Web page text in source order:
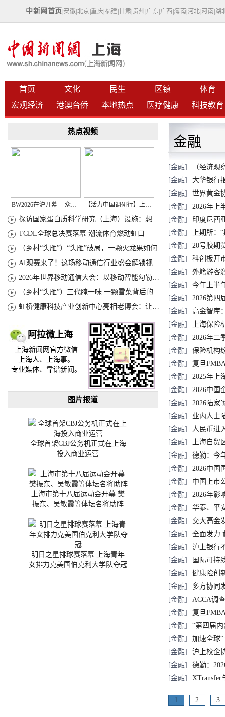
中新网首页 安徽 北京 |重庆 福建 |甘肃 贵州 广东 广西 海南 河北 |河南 湖
首页 文化 民生 区镇
体育
宏观经济
港澳台侨 本地热点 医疗健康 科技教育
热点视频
BW2026在沪开幕 一众次元品牌集中发布全新企划 【活力中国调研行】上海机器人研究院以技术标准撬动长三角智造协同
探访国家蛋白质科学研究（上海）设施：想要什么蛋白 AI直接设计合成
TCDL全球总决赛落幕 潮流体育燃动虹口
（乡村“头雁”）“头雁”破局，一颗火龙果如何造就沪上乡村特色产业化路径
AI观赛来了！这场移动通信行业盛会解锁视听新玩法
2026年世界移动通信大会：以移动智能勾勒无界普惠新愿景
（乡村“头雁”）三代腌一味 一颗雪菜背后的乡村致富经
虹桥健康科技产业创新中心亮相老博会：让临床“需求”定义银发经济新生态
阿拉微上海
上海新闻网官方微信
上海人、上海事。
专业媒体、靠谱新闻。
图片报道
全球首架CBJ公务机正式在上海
投入商业运营
上海市第十八届运动会开幕 樊
振东、吴敏霞等体坛名将助阵
明日之星排球赛落幕 上海青年
女排力克美国伯克利大学队夺冠
金融
[金融]
（经济
[金融]
大华银行
[金融]
世界黄金
[金融]
2026年上
[金融]
印度尼西
[金融]
上期所
[金融]
20号胶期
[金融]
科创板开
[金融]
外籍游客
[金融]
今年上半
[金融]
2026第四
[金融]
高金智库
[金融]
上海保险
[金融]
2026年二
[金融]
保险机构
[金融]
复旦
[金融]
2025年上
[金融]
2026中国
[金融]
2026陆家
[金融]
业内人士
[金融]
人民币进
[金融]
上海自
[金融]
德勤：今
[金融]
2026中国
[金融]
中国上市
[金融]
2026年影
[金融]
华泰、平
[金融]
交大高金
[金融]
全面发力
[金融]
沪上银行
[金融]
国际可持
[金融]
健康险创
[金融]
多方协同
[金融]
ACCA调
[金融]
复旦
[金融]
“第四届
[金融]
加速全球
[金融]
沪上校企
[金融]
德勤：
[金融]
XTransfer
1 2 3